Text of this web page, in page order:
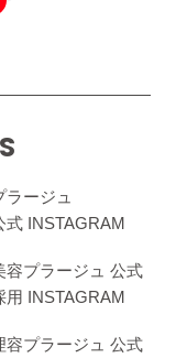
ラージュ
式 INSTAGRAM
容プラージュ 公式
用 INSTAGRAM
容プラージュ 公式